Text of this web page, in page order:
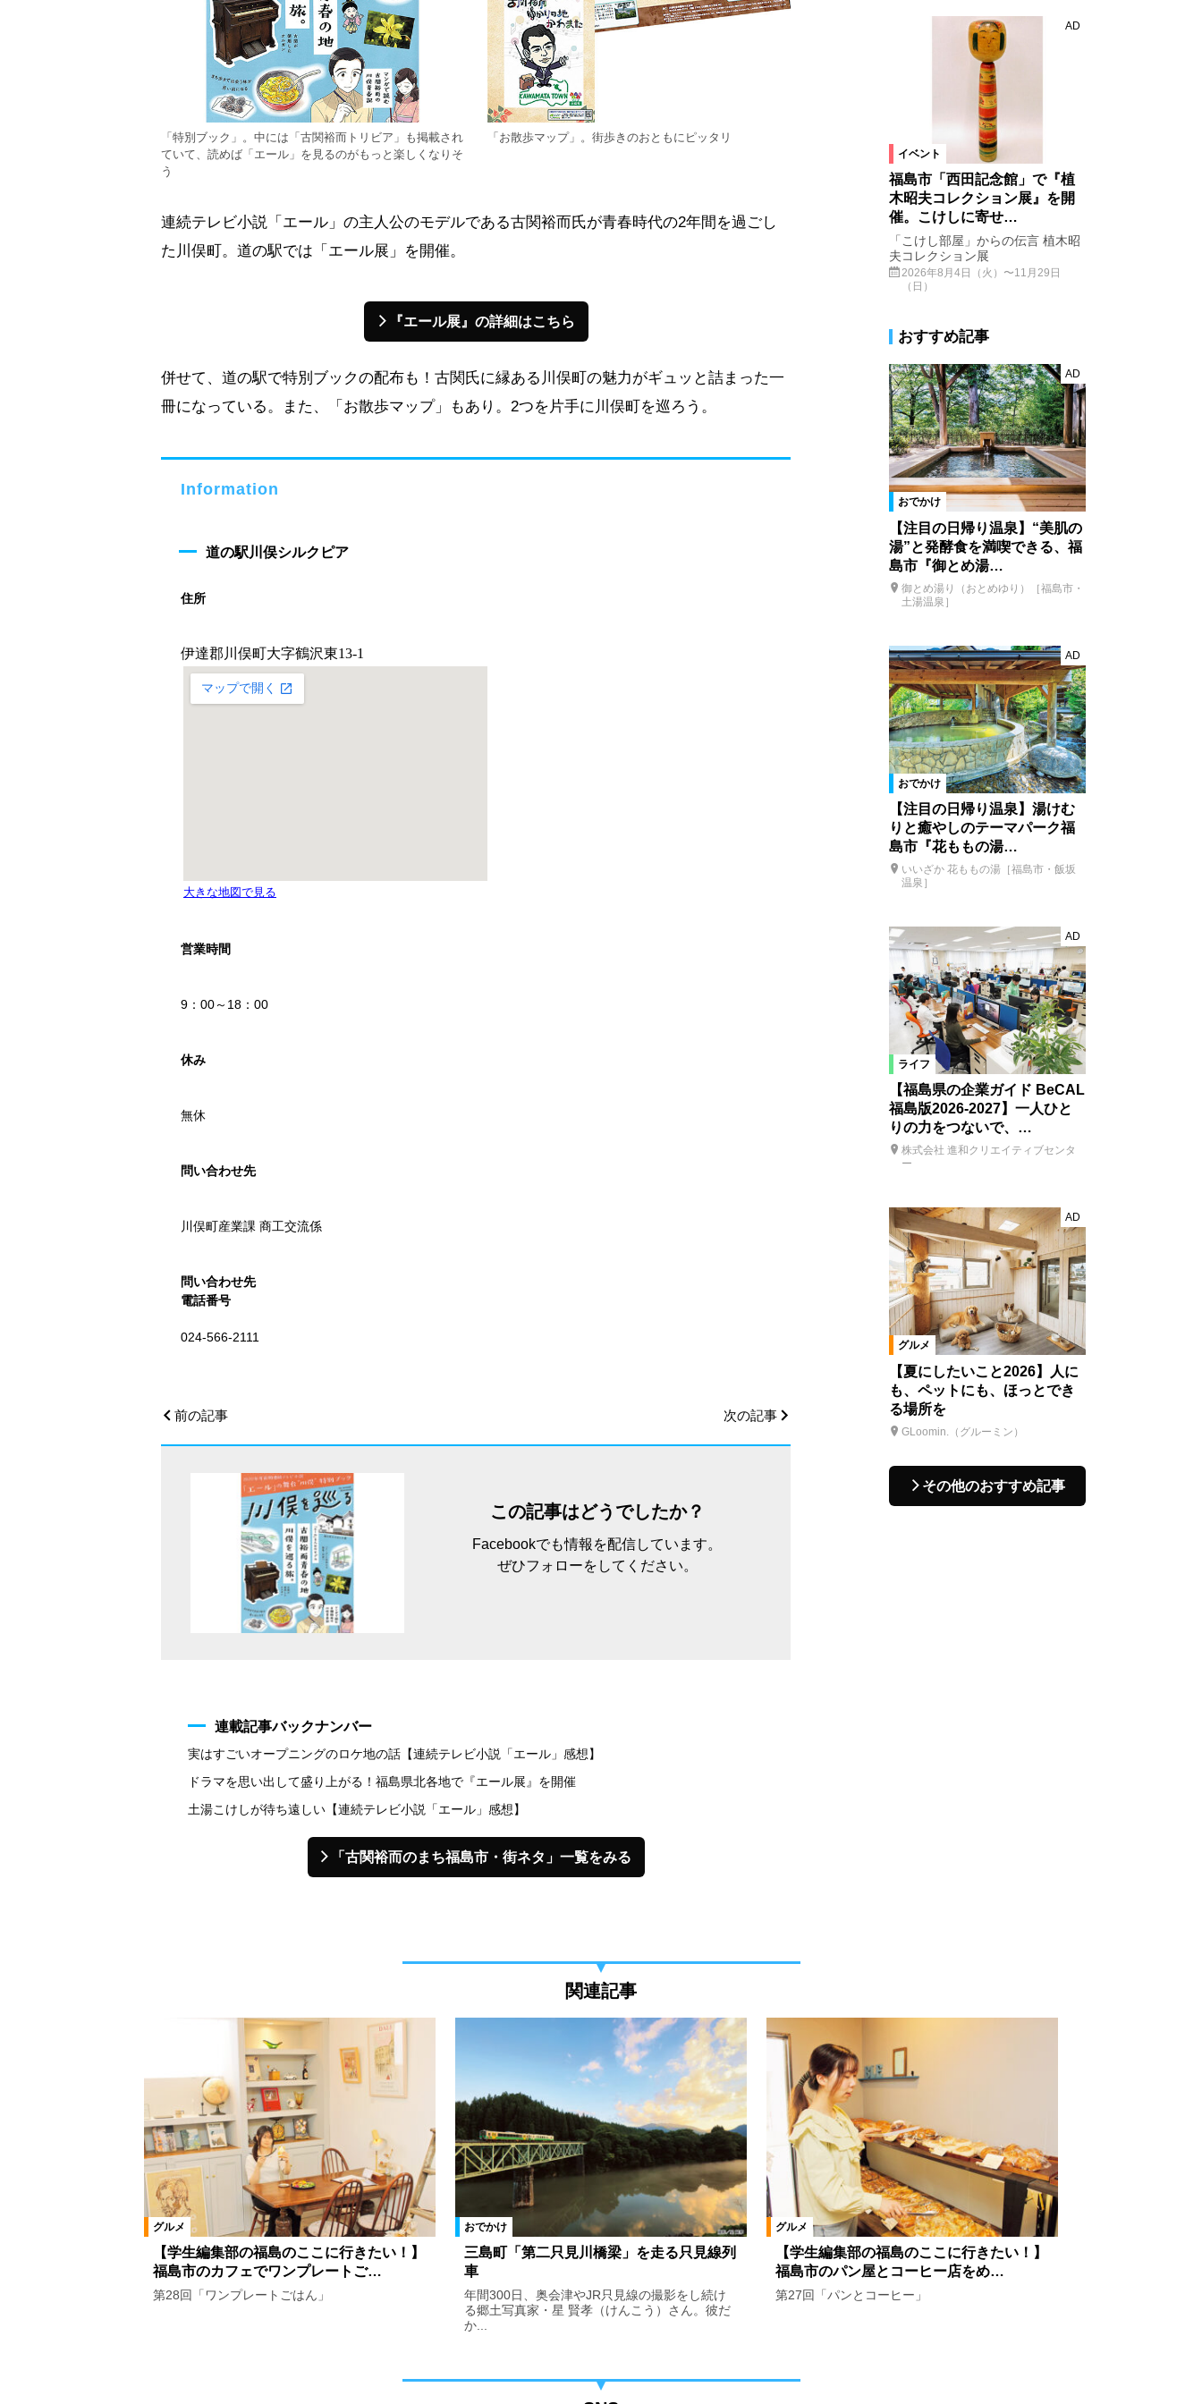
「特別ブック」。中には「古関裕而トリビア」も掲載され
ていて、読めば「エール」を見るのがもっと楽しくなりそ
う
「お散歩マップ」。街歩きのおともにピッタリ
連続テレビ小説「エール」の主人公のモデルである古関裕而氏が青春時代の2年間を過ごし
た川俣町。道の駅では「エール展」を開催。
『エール展』の詳細はこちら
併せて、道の駅で特別ブックの配布も！古関氏に縁ある川俣町の魅力がギュッと詰まった一
冊になっている。また、「お散歩マップ」もあり。2つを片手に川俣町を巡ろう。
Information
道の駅川俣シルクピア
住所
営業時間
9：00～18：00
休み
無休
問い合わせ先
川俣町産業課 商工交流係
問い合わせ先
電話番号
024-566-2111
前の記事 次の記事
この記事はどうでしたか？
Facebookでも情報を配信しています。
ぜひフォローをしてください。
連載記事バックナンバー
実はすごいオープニングのロケ地の話【連続テレビ小説「エール」感想】
ドラマを思い出して盛り上がる！福島県北各地で『エール展』を開催
土湯こけしが待ち遠しい【連続テレビ小説「エール」感想】
「古関裕而のまち福島市・街ネタ」一覧をみる
イベント
AD
福島市「西田記念館」で『植
木昭夫コレクション展』を開
催。こけしに寄せ…
「こけし部屋」からの伝言 植木昭
夫コレクション展
2026年8月4日（火）〜11月29日
（日）
おすすめ記事
おでかけ
AD
【注目の日帰り温泉】“美肌の
湯”と発酵食を満喫できる、福
島市『御とめ湯…
御とめ湯り（おとめゆり）［福島市・
土湯温泉］
おでかけ
AD
【注目の日帰り温泉】湯けむ
りと癒やしのテーマパーク福
島市『花ももの湯…
いいざか 花ももの湯［福島市・飯坂
温泉］
ライフ
AD
【福島県の企業ガイド BeCAL
福島版2026-2027】一人ひと
りの力をつないで、…
株式会社 進和クリエイティブセンタ
ー
グルメ
AD
【夏にしたいこと2026】人に
も、ペットにも、ほっとでき
る場所を
GLoomin.（グルーミン）
その他のおすすめ記事
関連記事
グルメ
【学生編集部の福島のここに行きたい！】
福島市のカフェでワンプレートご…
第28回「ワンプレートごはん」
おでかけ
三島町「第二只見川橋梁」を走る只見線列
車
年間300日、奥会津やJR只見線の撮影をし続け
る郷土写真家・星 賢孝（けんこう）さん。彼だ
か...
グルメ
【学生編集部の福島のここに行きたい！】
福島市のパン屋とコーヒー店をめ…
第27回「パンとコーヒー」